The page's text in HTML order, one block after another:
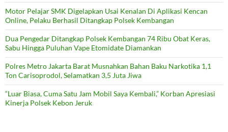
Motor Pelajar SMK Digelapkan Usai Kenalan Di Aplikasi Kencan
Online, Pelaku Berhasil Ditangkap Polsek Kembangan
Dua Pengedar Ditangkap Polsek Kembangan 74 Ribu Obat Keras,
Sabu Hingga Puluhan Vape Etomidate Diamankan
Polres Metro Jakarta Barat Musnahkan Bahan Baku Narkotika 1,1
Ton Carisoprodol, Selamatkan 3,5 Juta Jiwa
“Luar Biasa, Cuma Satu Jam Mobil Saya Kembali,” Korban Apresiasi
Kinerja Polsek Kebon Jeruk